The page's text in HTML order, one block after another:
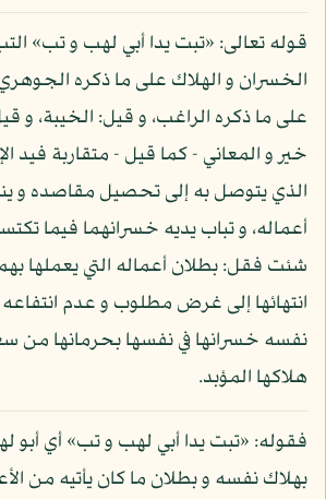
قوله تعالى: «تبت يدا أبي لهب و تب»
الخسران و الهلاك على ما ذكره
على ما ذكره الراغب، و قيل: الخيبة، و
خير و المعاني - كما قيل - متقاربة فيد
الذي يتوصل به إلى تحصيل مقاصده و
أعماله، و تباب يديه خسرانهما فيما
شئت فقل: بطلان أعماله التي يعملها
انتهائها إلى غرض مطلوب و عدم
نفسه خسرانها في نفسها بحرمانها من
هلاكها المؤبد.
فقوله: «تبت يدا أبي لهب و تب» أي أبو
بهلاك نفسه و بطلان ما كان يأتيه من